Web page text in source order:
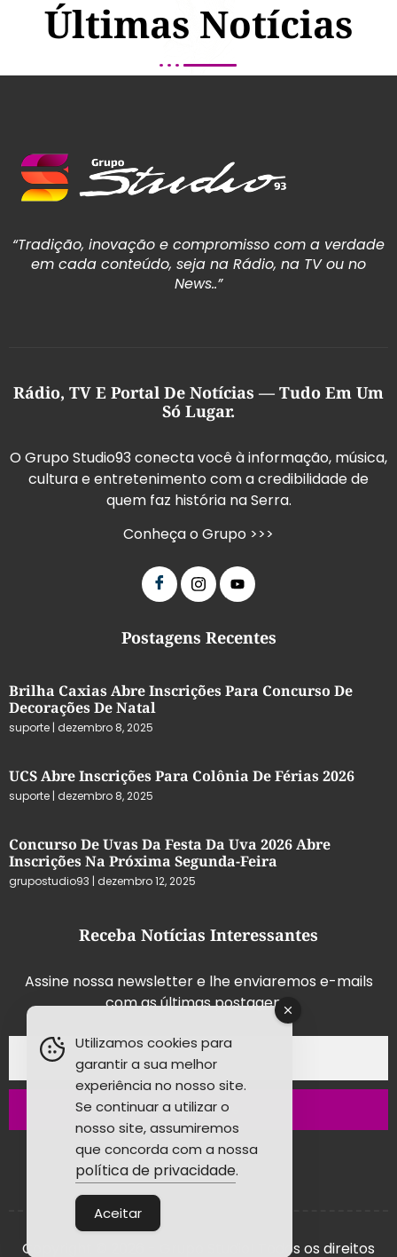
Últimas Notícias
“Tradição, inovação e compromisso com a verdade
em cada conteúdo, seja na Rádio, na TV ou no
News..”
Rádio, TV E Portal De Notícias — Tudo Em Um
Só Lugar.
O Grupo Studio93 conecta você à informação, música,
cultura e entretenimento com a credibilidade de
quem faz história na Serra.
Conheça o Grupo >>>
Postagens Recentes
Brilha Caxias Abre Inscrições Para Concurso De
Decorações De Natal
suporte dezembro 8, 2025
UCS Abre Inscrições Para Colônia De Férias 2026
suporte dezembro 8, 2025
Concurso De Uvas Da Festa Da Uva 2026 Abre
Inscrições Na Próxima Segunda-Feira
grupostudio93 dezembro 12, 2025
Receba Notícias Interessantes
Assine nossa newsletter e lhe enviaremos e-mails
com as últimas postagens.
Inscrever-se
Copyright © 2026 - Grupo Studio! Todos os direitos
Utilizamos cookies para
garantir a sua melhor
experiência no nosso site.
Se continuar a utilizar o
nosso site, assumiremos
que concorda com a nossa
política de privacidade.
Aceitar